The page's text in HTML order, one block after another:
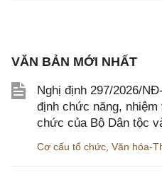
VĂN BẢN MỚI NHẤT
Nghị định 297/2026/
định chức năng,
chức của Bộ Dân tộc
Cơ cấu tổ chức Văn hóa-